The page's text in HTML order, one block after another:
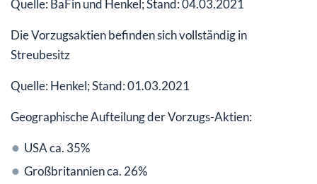
Quelle: BaFin und Henkel; Stand: 04.03.2021
Die Vorzugsaktien befinden sich vollständig in
Streubesitz
Quelle: Henkel; Stand: 01.03.2021
Geographische Aufteilung der Vorzugs-Aktien:
USA ca. 35%
Großbritannien ca. 26%